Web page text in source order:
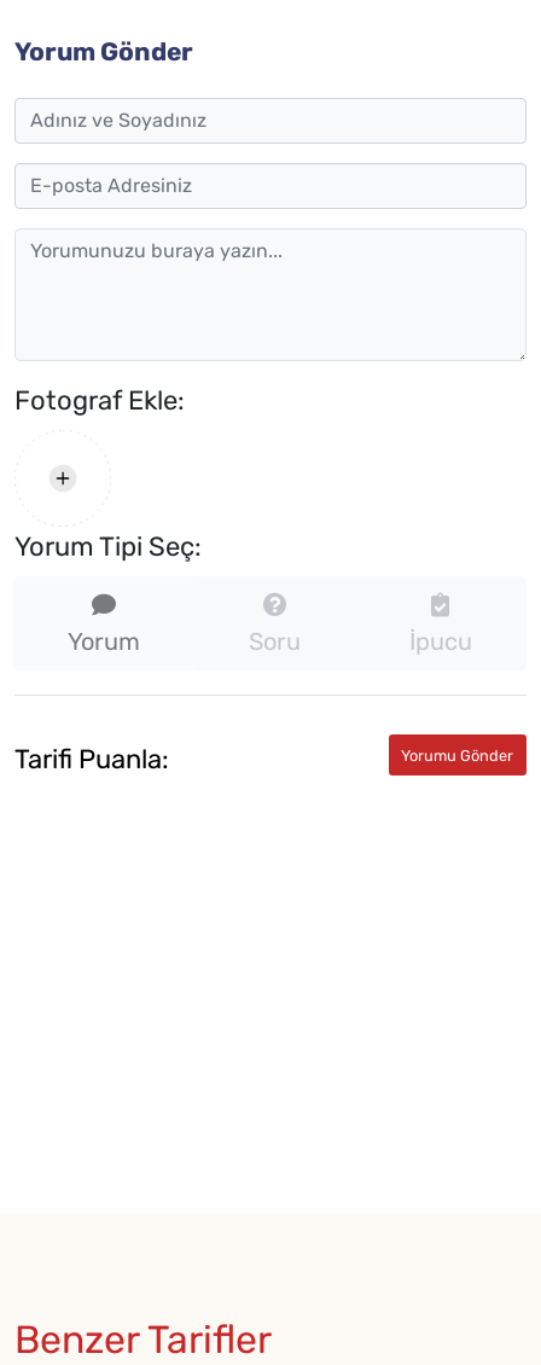
Yorum Gönder
Fotograf Ekle:
Yorum Tipi Seç:
Yorum Soru İpucu
Tarifi Puanla:
Benzer Tarifler